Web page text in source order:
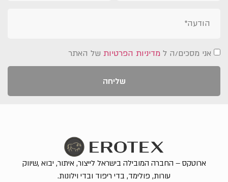
אני מסכים/ה למדיניות הפרטיותשל האתר
שליחה
ארוטקס – החברה המובילה בישראל לייצור, איתור, יבוא ,שיווק
עורות, פולימד, בדי ריפוד ובדי וילונות.